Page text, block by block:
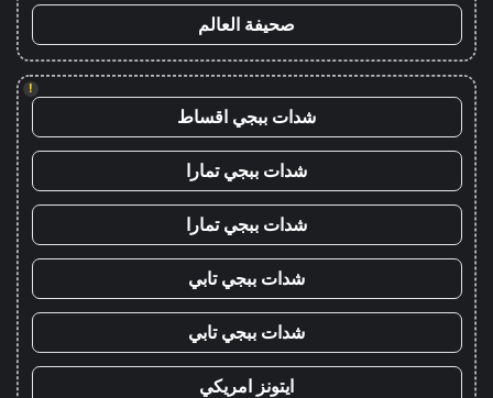
صحيفة العالم
!
شدات ببجي اقساط
شدات ببجي تمارا
شدات ببجي تمارا
شدات ببجي تابي
شدات ببجي تابي
ايتونز امريكي